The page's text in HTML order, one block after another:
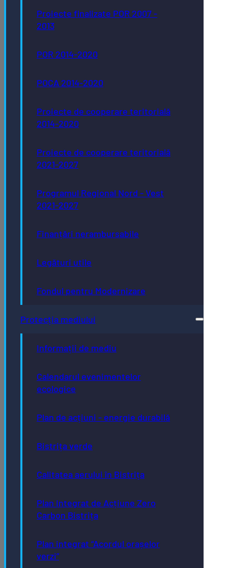
Proiecte finalizate POR 2007 -
2013
POR 2014-2020
POCA 2014-2020
Proiecte de cooperare teritorială
2014-2020
Proiecte de cooperare teritorială
2021-2027
Programul Regional Nord - Vest
2021-2027
Finanțări nerambursabile
Legături utile
Fondul pentru Modernizare
Protecția mediului
Informații de mediu
Calendarul evenimentelor
ecologice
Plan de acțiuni - energie durabilă
Bistrița verde
Calitatea aerului în Bistrița
Plan Integrat de Acțiune Zero
Carbon Bistrița
Plan integrat “Acordul orașelor
verzi”